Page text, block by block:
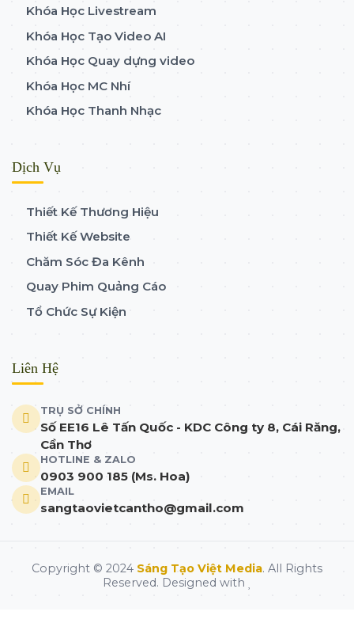
Khóa Học Livestream
Khóa Học Tạo Video AI
Khóa Học Quay dựng video
Khóa Học MC Nhí
Khóa Học Thanh Nhạc
Dịch Vụ
Thiết Kế Thương Hiệu
Thiết Kế Website
Chăm Sóc Đa Kênh
Quay Phim Quảng Cáo
Tổ Chức Sự Kiện
Liên Hệ
TRỤ SỞ CHÍNH
Số EE16 Lê Tấn Quốc - KDC Công ty 8, Cái Răng,
Cần Thơ
HOTLINE & ZALO
0903 900 185 (Ms. Hoa)
EMAIL
sangtaovietcantho@gmail.com
Copyright © 2024 Sáng Tạo Việt Media. All Rights
Reserved. Designed with